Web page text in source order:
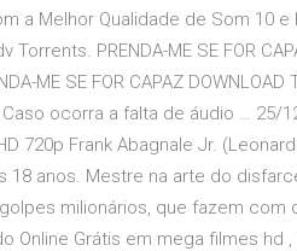
a Melhor Qualidade de Som 10 e
PRENDA-ME SE FOR
ME SE FOR CAPAZ DOWNLOAD
Caso ocorra a falta de áudio … 25/
720p Frank Abagnale Jr.
anos. Mestre na arte do
milionários, que fazem com
Online Grátis em mega filmes hd